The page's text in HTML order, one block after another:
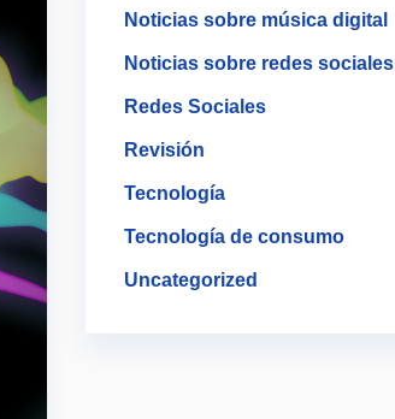
Noticias sobre música digital
Noticias sobre redes sociales
Redes Sociales
Revisión
Tecnología
Tecnología de consumo
Uncategorized